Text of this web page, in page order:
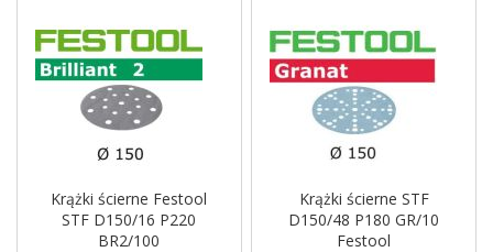
Krążki ścierne Festool
STF D150/16 P220
BR2/100
Krążki ścierne STF
D150/48 P180 GR/10
Festool